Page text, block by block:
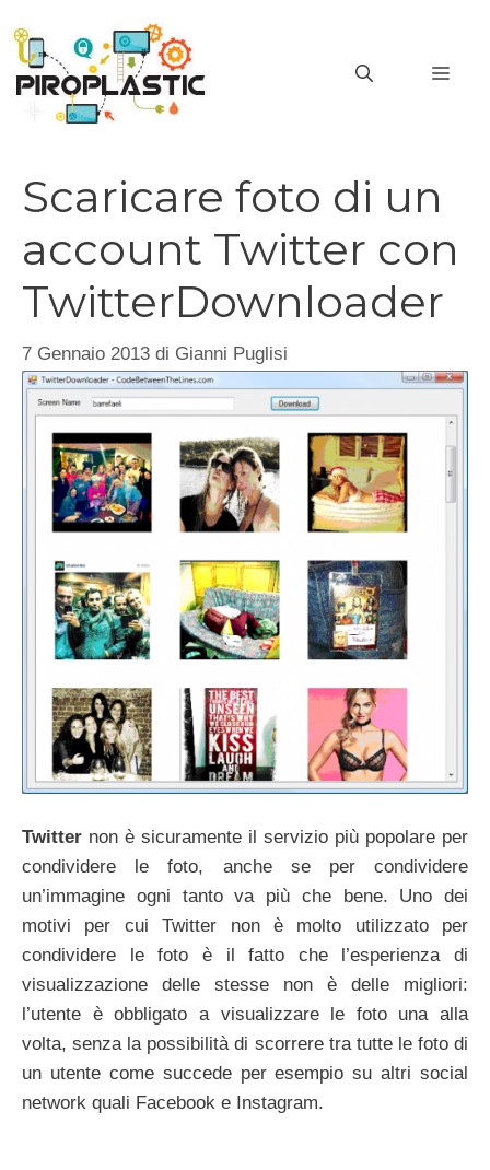
contenuto
Scaricare foto di un
account Twitter con
TwitterDownloader
7 Gennaio 2013 di Gianni Puglisi
Twitter non è sicuramente il servizio più popolare per
condividere le foto, anche se per condividere
un’immagine ogni tanto va più che bene. Uno dei
motivi per cui Twitter non è molto utilizzato per
condividere le foto è il fatto che l’esperienza di
visualizzazione delle stesse non è delle migliori:
l’utente è obbligato a visualizzare le foto una alla
volta, senza la possibilità di scorrere tra tutte le foto di
un utente come succede per esempio su altri social
network quali Facebook e Instagram.